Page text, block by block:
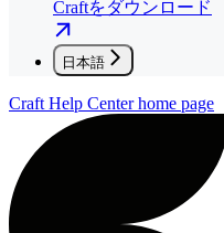
Craftをダウンロード
日本語
Craft Help Centerhome page